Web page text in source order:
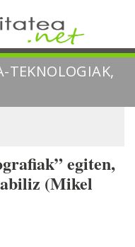
TEKNOLOGIAK,
egiten,
(Mikel